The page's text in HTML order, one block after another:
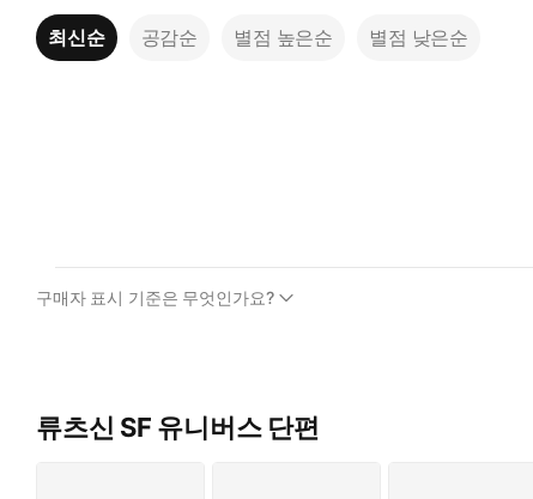
최신순 공감순 별점 높은순 별점 낮은순
구매자 표시 기준은 무엇인가요?
류츠신 SF 유니버스 단편